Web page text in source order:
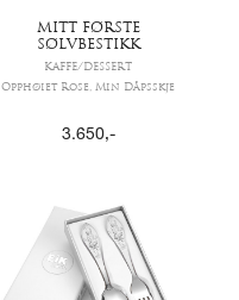
MITT FØRSTE
SØLVBESTIKK
KAFFE/DESSERT
Opphøiet Rose, Min Dåpsskje
3.650,-